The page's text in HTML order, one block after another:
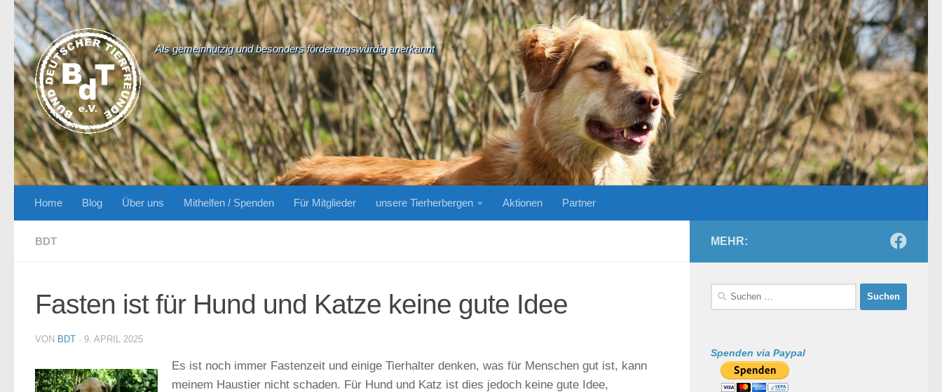
Zum Inhalt springen
Als gemeinnützig und besonders förderungswürdig anerkannt
Home Blog Über uns Mithelfen / Spenden Für Mitglieder unsere Tierherbergen Aktionen Partner
BDT
Fasten ist für Hund und Katze keine gute Idee
VON BDT · 9. APRIL 2025
Es ist noch immer Fastenzeit und einige Tierhalter denken, was für Menschen gut ist, kann
meinem Haustier nicht schaden. Für Hund und Katz ist dies jedoch keine gute Idee,
MEHR:
Suchen
Spenden via Paypal